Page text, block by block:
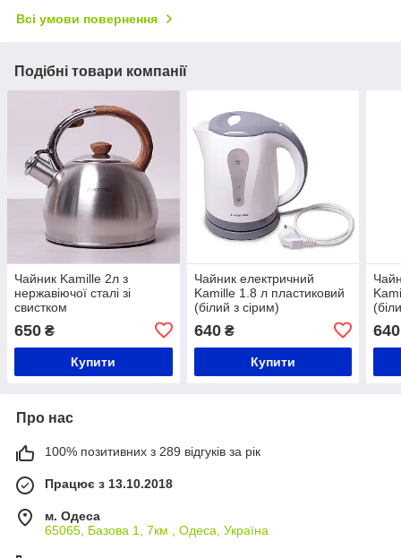
Всі умови повернення
Подібні товари компанії
Чайник Kamille 2л з
нержавіючої сталі зі
свистком
650 ₴
Купити
Чайник електричний
Kamille 1.8 л пластиковий
(білий з сірим)
640₴
Купити
640
Про нас
100% позитивних з 289 відгуків за рік
Працює з 13.10.2018
м. Одеса
65065, Базова 1, 7км , Одеса, Україна